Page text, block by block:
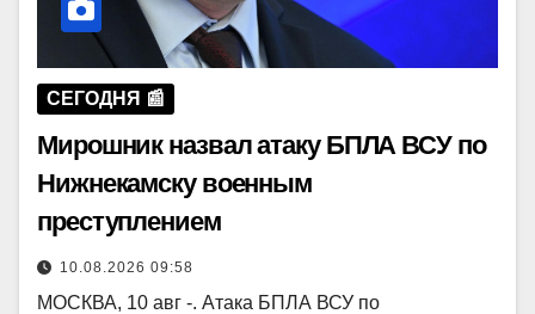
СЕГОДНЯ 📰
Мирошник назвал атаку БПЛА ВСУ по
Нижнекамску военным
преступлением
10.08.2026 09:58
МОСКВА, 10 авг -. Атака БПЛА ВСУ по